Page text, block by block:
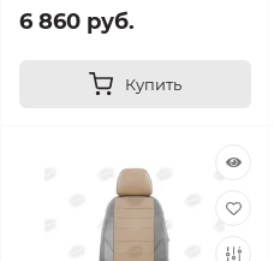
6 860 руб.
Купить